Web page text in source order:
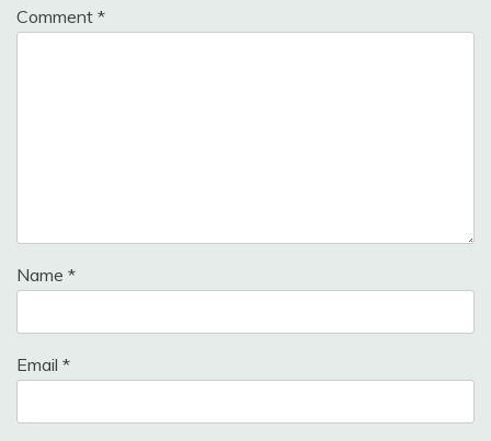
Comment *
Name *
Email *